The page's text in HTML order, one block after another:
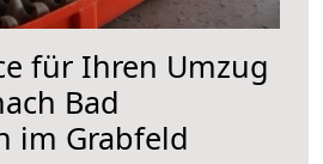
für Ihren Umzug
Bad
im Grabfeld